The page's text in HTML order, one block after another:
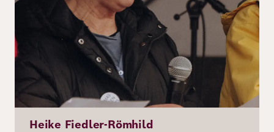
Heike Fiedler-Römhild